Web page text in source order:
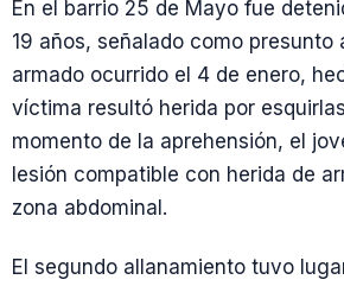
En el barrio 25 de Mayo fue
19 años, señalado como presunto
armado ocurrido el 4 de enero,
víctima resultó herida por
momento de la aprehensión, el
lesión compatible con herida de
zona abdominal.
El segundo allanamiento tuvo